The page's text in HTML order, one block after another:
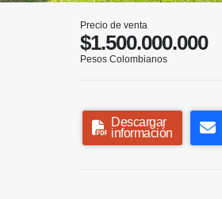
Precio de venta
$1.500.000.000
Pesos Colombianos
Descargar
información